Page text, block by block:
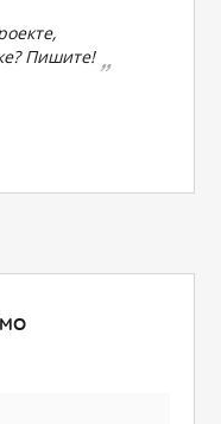
Пишите!